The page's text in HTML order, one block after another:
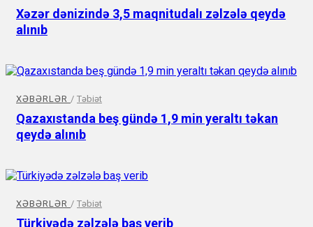
Xəzər dənizində 3,5 maqnitudalı zəlzələ qeydə
alınıb
XƏBƏRLƏR / Təbiət
Qazaxıstanda beş gündə 1,9 min yeraltı təkan
qeydə alınıb
XƏBƏRLƏR / Təbiət
Türkiyədə zəlzələ baş verib